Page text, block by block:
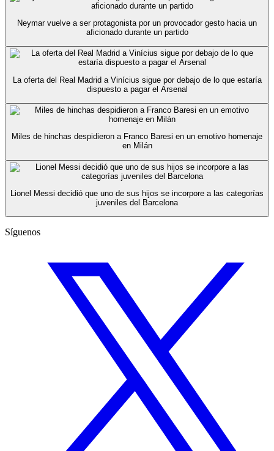
Neymar vuelve a ser protagonista por un provocador gesto hacia un
aficionado durante un partido
La oferta del Real Madrid a Vinícius sigue por debajo de lo que estaría
dispuesto a pagar el Arsenal
Miles de hinchas despidieron a Franco Baresi en un emotivo homenaje
en Milán
Lionel Messi decidió que uno de sus hijos se incorpore a las categorías
juveniles del Barcelona
Síguenos